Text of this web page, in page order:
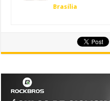
Brasília